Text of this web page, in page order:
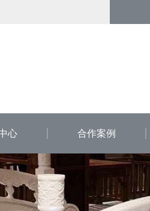
心 合作案例